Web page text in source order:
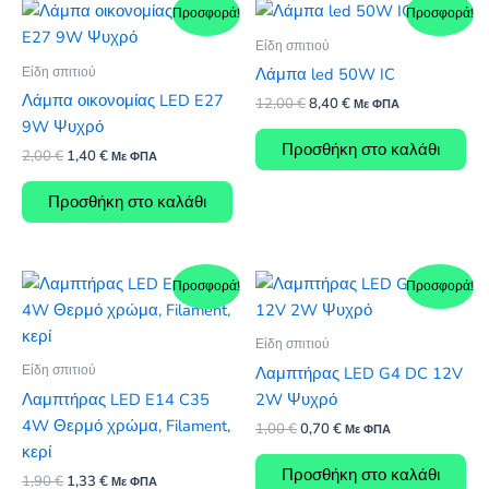
Προσφορά!
Είδη σπιτιού
Λάμπα οικονομίας LED E27
9W Ψυχρό
2,00€ Original
was:
2,00 €.
1,40€Η
είναι:
1,40 €.
Με ΦΠΑ
Προσθήκη στο καλάθι
Προσφορά!
Είδη σπιτιού
Λάμπα led 50W IC
12,00€Original
was:
12,00 €.
8,40€Η
είναι:
8,40 €.
Με ΦΠΑ
Προσθήκη στο καλάθι
Προσφορά!
Είδη σπιτιού
Λαμπτήρας LED E14 C35
4W Θερμό χρώμα, Filament,
κερί
1,90€ Original
1,33 €ΗΜε ΦΠΑ
Προσφορά!
Είδη σπιτιού
Λαμπτήρας LED G4 DC 12V
2W Ψυχρό
1,00€Original
was:
1,00 €.
0,70€Η
είναι:
Με ΦΠΑ
Προσθήκη στο καλάθι